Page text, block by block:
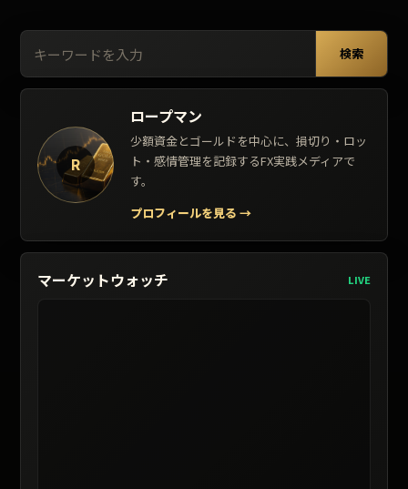
検索
R
ロープマン
少額資金とゴールドを中心に、損切り・ロッ
ト・感情管理を記録するFX実践メディアで
す。
プロフィールを見る →
マーケットウォッチ LIVE